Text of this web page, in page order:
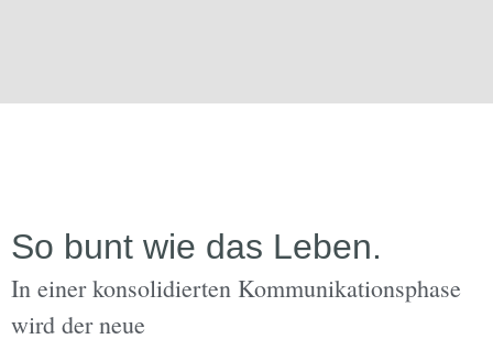
So bunt wie das Leben.
In einer konsolidierten Kommunikationsphase
wird der neue